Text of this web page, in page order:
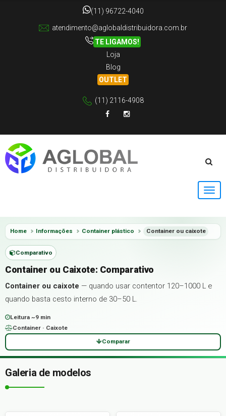
(11) 96722-4040
atendimento@aglobaldistribuidora.com.br
TE LIGAMOS!
Loja
Blog
OUTLET
(11) 2116-4908
Home Informações Container plástico Container ou caixote
Comparativo
Container ou Caixote: Comparativo
Container ou caixote — quando usar contentor 120–1000 L e
quando basta cesto interno de 30–50 L.
Leitura ~9 min
Container · Caixote
Comparar
Galeria de modelos